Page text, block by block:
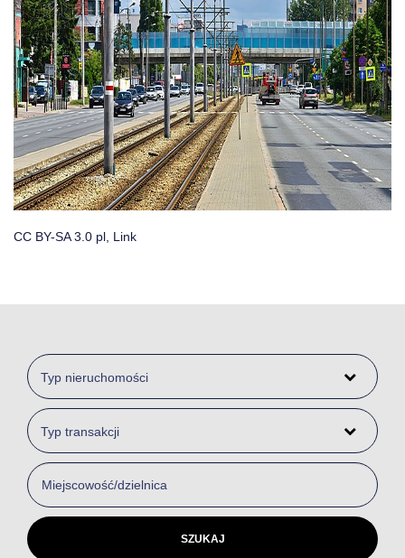
CC BY-SA 3.0 pl Link
Typ nieruchomości
Typ transakcji